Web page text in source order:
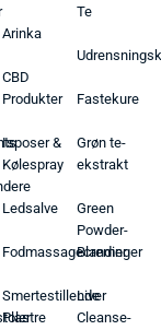
Arinka
CBD
Produkter
Isposer &
Kølespray
Ledsalve
Fodmassagecremer
Smertestillende
Plastre
Te
Fastekure
Grøn te-
ekstrakt
Green
Powder-
Blandinger
Liver
Cleanse-